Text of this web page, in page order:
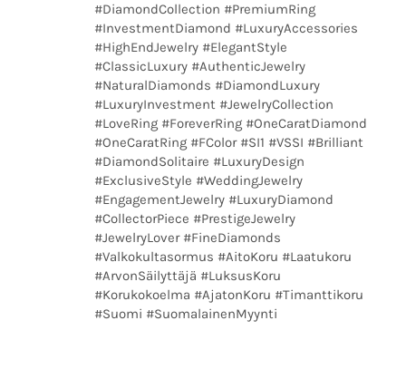
#DiamondCollection #PremiumRing
#InvestmentDiamond #LuxuryAccessories
#HighEndJewelry #ElegantStyle
#ClassicLuxury #AuthenticJewelry
#NaturalDiamonds #DiamondLuxury
#LuxuryInvestment #JewelryCollection
#LoveRing #ForeverRing #OneCaratDiamond
#OneCaratRing #FColor #SI1 #VSSI #Brilliant
#DiamondSolitaire #LuxuryDesign
#ExclusiveStyle #WeddingJewelry
#EngagementJewelry #LuxuryDiamond
#CollectorPiece #PrestigeJewelry
#JewelryLover #FineDiamonds
#Valkokultasormus #AitoKoru #Laatukoru
#ArvonSäilyttäjä #LuksusKoru
#Korukokoelma #AjatonKoru #Timanttikoru
#Suomi #SuomalainenMyynti